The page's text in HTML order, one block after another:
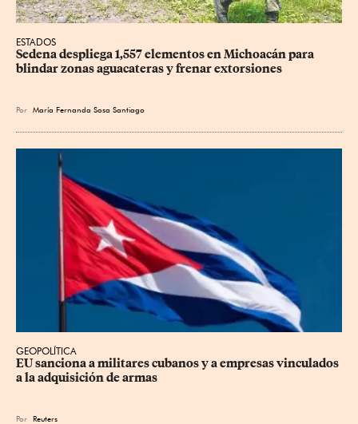
ESTADOS
Sedena despliega 1,557 elementos en Michoacán para
blindar zonas aguacateras y frenar extorsiones
Por María Fernanda Sosa Santiago
GEOPOLÍTICA
EU sanciona a militares cubanos y a empresas vinculados
a la adquisición de armas
Por Reuters